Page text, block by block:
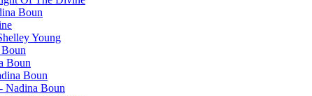
Boun
Young
Boun
Boun
Nadina Boun